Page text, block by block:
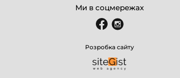
Ми в соцмережах
Розробка сайту